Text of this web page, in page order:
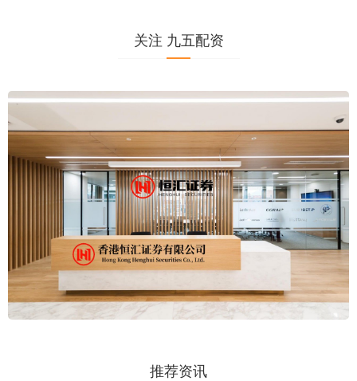
关注 九五配资
推荐资讯